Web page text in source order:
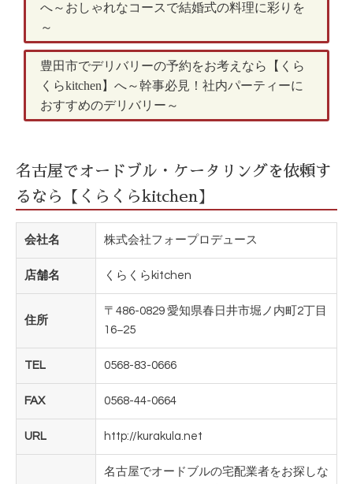
へ～おしゃれなコースで結婚式の料理に彩りを
～
豊田市でデリバリーの予約をお考えなら【くら
くらkitchen】へ～幹事必見！社内パーティーに
おすすめのデリバリー～
名古屋でオードブル・ケータリングを依頼す
るなら【くらくらkitchen】
会社名 株式会社フォープロデュース
店舗名 くらくらkitchen
住所
〒486-0829 愛知県春日井市堀ノ内町2丁目
16−25
TEL 0568-83-0666
FAX 0568-44-0664
URL http://kurakula.net
名古屋でオードブルの宅配業者をお探しな